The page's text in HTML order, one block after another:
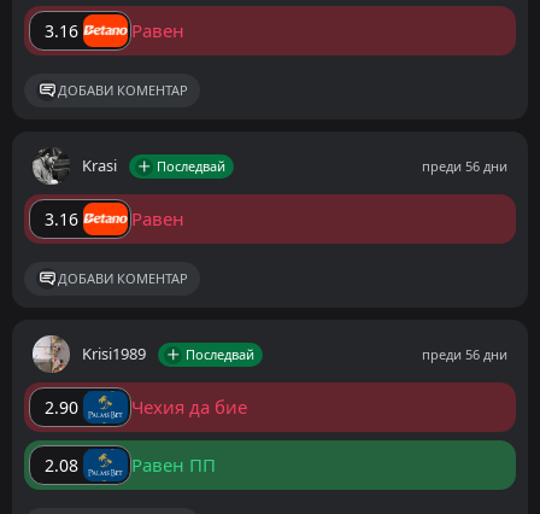
3.16 Равен
ДОБАВИ КОМЕНТАР
Krasi Последвай преди 56 дни
3.16 Равен
ДОБАВИ КОМЕНТАР
Krisi1989 Последвай преди 56 дни
2.90 Чехия да бие
2.08 Равен ПП